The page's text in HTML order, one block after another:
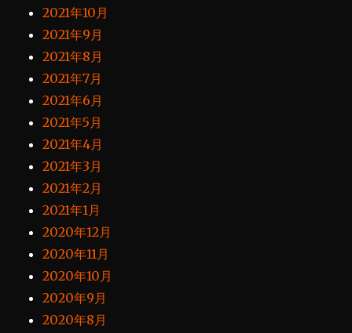
2021年10月
2021年9月
2021年8月
2021年7月
2021年6月
2021年5月
2021年4月
2021年3月
2021年2月
2021年1月
2020年12月
2020年11月
2020年10月
2020年9月
2020年8月